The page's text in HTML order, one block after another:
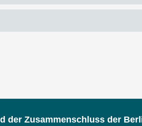
der Zusammenschluss der